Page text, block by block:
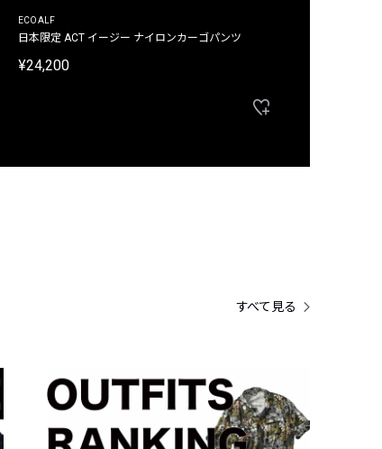
ECOALF
日本限定 ACT イージー ナイロンカーゴパンツ
¥24,200
すべて見る